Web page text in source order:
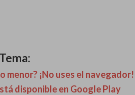
menor? ¡No uses el navegador!
disponible en Google Play